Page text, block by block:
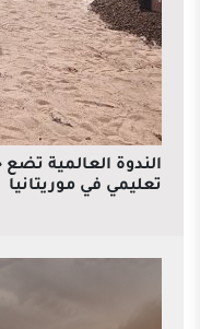
الندوة العالمية
تعليمي في موريتانيا